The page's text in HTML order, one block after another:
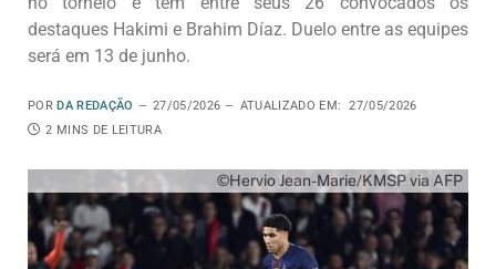
destaques Hakimi e Brahim Díaz. Duelo entre as equipes
será em 13 de junho.
POR DA REDAÇÃO 27/05/2026 ATUALIZADO EM:
27/05/2026
2 MINS DE LEITURA
©Hervio Jean-Marie/KMSP via AFP